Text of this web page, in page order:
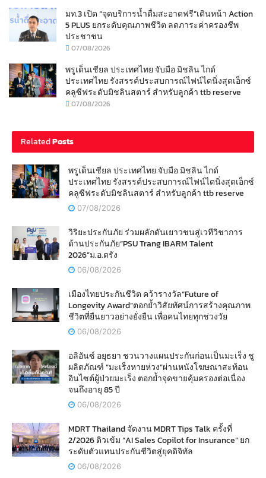
มท.3 เปิด “จุดบริการน้ำดื่มสะอาดฟรี”เดินหน้า Action
5 PLUS ยกระดับคุณภาพชีวิต ลดภาระค่าครองชีพ
ประชาชน
07/08/2026
พรูเด็นเชียล ประเทศไทย จับมือ มิชลิน ไกด์
ประเทศไทย รังสรรค์ประสบการณ์ไฟน์ไดนิ่งสุดเอ็กซ์
คลูซีฟระดับมิชลินสตาร์ สำหรับลูกค้า ttb reserve
07/08/2026
RelatedPosts
พรูเด็นเชียล ประเทศไทย จับมือ มิชลิน ไกด์
ประเทศไทย รังสรรค์ประสบการณ์ไฟน์ไดนิ่งสุดเอ็กซ์
คลูซีฟระดับมิชลินสตาร์ สำหรับลูกค้า ttb reserve
07/08/2026
วิริยะประกันภัย ร่วมผลักดันเยาวชนสู่เวทีวิชาการ
ด้านประกันภัย“PSU Trang IBARM Talent
2026”ม.อ.ตรัง
06/08/2026
เมืองไทยประกันชีวิต คว้ารางวัล“Future of
Longevity Award”ตอกย้ำวิสัยทัศน์การสร้างคุณภาพ
ชีวิตที่ยืนยาวอย่างยั่งยืน เพื่อคนไทยทุกช่วงวัย
06/08/2026
อลิอันซ์ อยุธยา ชวนวางแผนประกันก่อนเป็นมะเร็ง ชู
ผลิตภัณฑ์ “มะเร็งหายห่วง”ผ่านหนังโฆษณาสะท้อน
อินไซต์ผู้ป่วยมะเร็ง ตอกย้ำจุดขายคุ้มครองต่อเนื่อง
จนถึงอายุ 85 ปี
06/08/2026
MDRT Thailand จัดงาน MDRT Tips Talk ครั้งที่
2/2026 ติวเข้ม “AI Sales Copilot for Insurance” ยก
ระดับตัวแทนประกันชีวิตสู่ยุคดิจิทัล
06/08/2026